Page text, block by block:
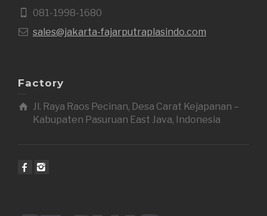
081-1998-1680
sales@jakarta-fajarputraplasindo.com
Factory
Jl. Raya Raos Pecinan, Desa Carat Kejapanan –
Kabupaten Pasuruan East Java, Indonesia